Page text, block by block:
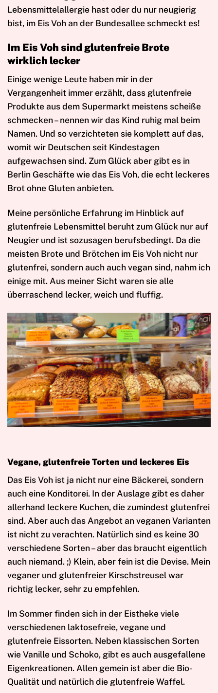
Lebensmittelallergie hast oder du nur neugierig
bist, im Eis Voh an der Bundesallee schmeckt es!
Im Eis Voh sind glutenfreie Brote
wirklich lecker
Einige wenige Leute haben mir in der
Vergangenheit immer erzählt, dass glutenfreie
Produkte aus dem Supermarkt meistens scheiße
schmecken – nennen wir das Kind ruhig mal beim
Namen. Und so verzichteten sie komplett auf das,
womit wir Deutschen seit Kindestagen
aufgewachsen sind. Zum Glück aber gibt es in
Berlin Geschäfte wie das Eis Voh, die echt leckeres
Brot ohne Gluten anbieten.
Meine persönliche Erfahrung im Hinblick auf
glutenfreie Lebensmittel beruht zum Glück nur auf
Neugier und ist sozusagen berufsbedingt. Da die
meisten Brote und Brötchen im Eis Voh nicht nur
glutenfrei, sondern auch auch vegan sind, nahm ich
einige mit. Aus meiner Sicht waren sie alle
überraschend lecker, weich und fluffig.
Vegane, glutenfreie Torten und leckeres Eis
Das Eis Voh ist ja nicht nur eine Bäckerei, sondern
auch eine Konditorei. In der Auslage gibt es daher
allerhand leckere Kuchen, die zumindest glutenfrei
sind. Aber auch das Angebot an veganen Varianten
ist nicht zu verachten. Natürlich sind es keine 30
verschiedene Sorten – aber das braucht eigentlich
auch niemand. ;) Klein, aber fein ist die Devise. Mein
veganer und glutenfreier Kirschstreusel war
richtig lecker, sehr zu empfehlen.
Im Sommer finden sich in der Eistheke viele
verschiedenen laktosefreie, vegane und
glutenfreie Eissorten. Neben klassischen Sorten
wie Vanille und Schoko, gibt es auch ausgefallene
Eigenkreationen. Allen gemein ist aber die Bio-
Qualität und natürlich die glutenfreie Waffel.